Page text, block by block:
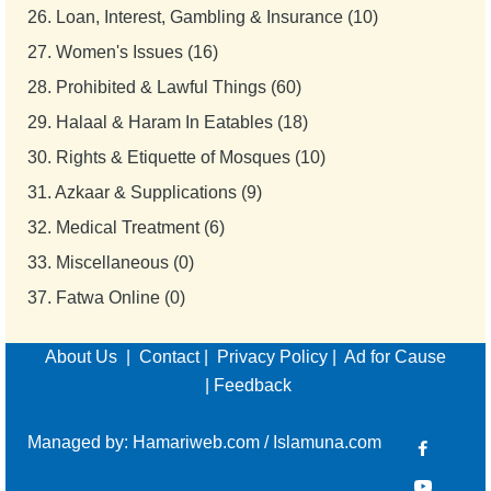
26. Loan, Interest, Gambling & Insurance (10)
27. Women's Issues (16)
28. Prohibited & Lawful Things (60)
29. Halaal & Haram In Eatables (18)
30. Rights & Etiquette of Mosques (10)
31. Azkaar & Supplications (9)
32. Medical Treatment (6)
33. Miscellaneous (0)
37. Fatwa Online (0)
About Us Contact| Privacy Policy
Ad for Cause
Feedback
Managed by: Hamariweb.com / Islamuna.com